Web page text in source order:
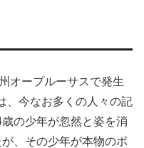
オープルーサスで発生
、今なお多くの人々の記
の少年が忽然と姿を消
、その少年が本物のボ